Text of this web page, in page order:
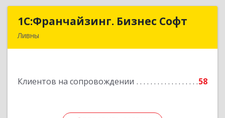
1C:Франчайзинг. Бизнес Софт
Ливны
Клиентов на сопровождении 58
1C:Франчайзинг. Бизнес Софт
Подробнее